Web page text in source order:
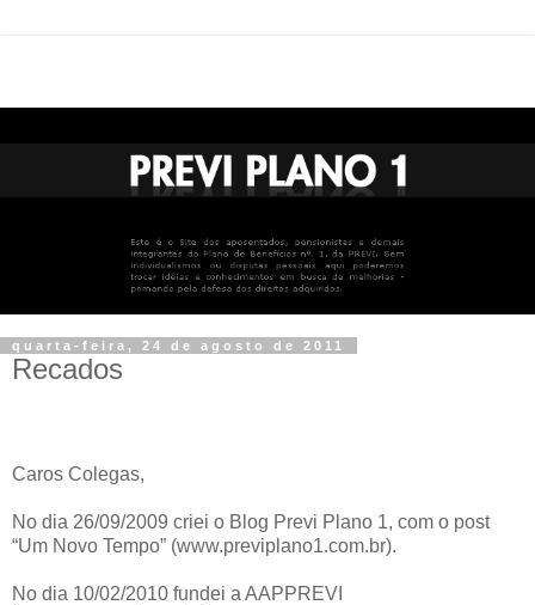
quarta-feira, 24 de agosto de 2011
Recados
Caros Colegas,
No dia 26/09/2009 criei o Blog Previ Plano 1, com o post
“Um Novo Tempo” (www.previplano1.com.br).
No dia 10/02/2010 fundei a AAPPREVI